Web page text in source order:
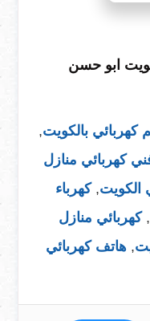
ابو حسن
كهربائي بالكويت,
كهربائي منازل
الكويت,كهرباء
,كهربائي منازل
, هاتف كهربائي